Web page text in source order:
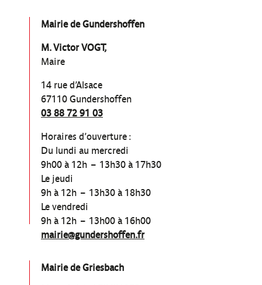
Mairie de Gundershoffen
M. Victor VOGT,
Maire
14 rue d’Alsace
67110 Gundershoffen
03 88 72 91 03
Horaires d’ouverture :
Du lundi au mercredi
9h00 à 12h – 13h30 à 17h30
Le jeudi
9h à 12h – 13h30 à 18h30
Le vendredi
9h à 12h – 13h00 à 16h00
mairie@gundershoffen.fr
Mairie de Griesbach